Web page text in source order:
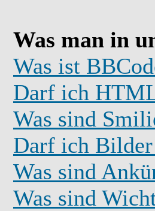
Was man in
Was ist
Darf ich
Was sind
Darf ich
Was sind
Was sind